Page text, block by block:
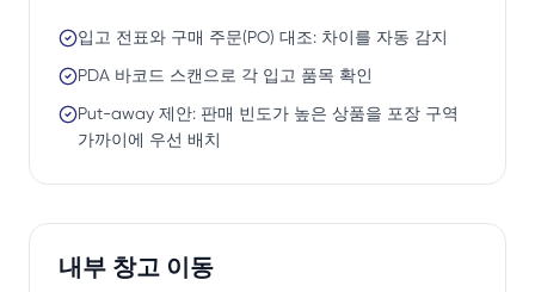
입고 전표와 구매 주문(PO) 대조: 차이를 자동 감지
PDA 바코드 스캔으로 각 입고 품목 확인
Put-away 제안: 판매 빈도가 높은 상품을 포장 구역
가까이에 우선 배치
내부 창고 이동